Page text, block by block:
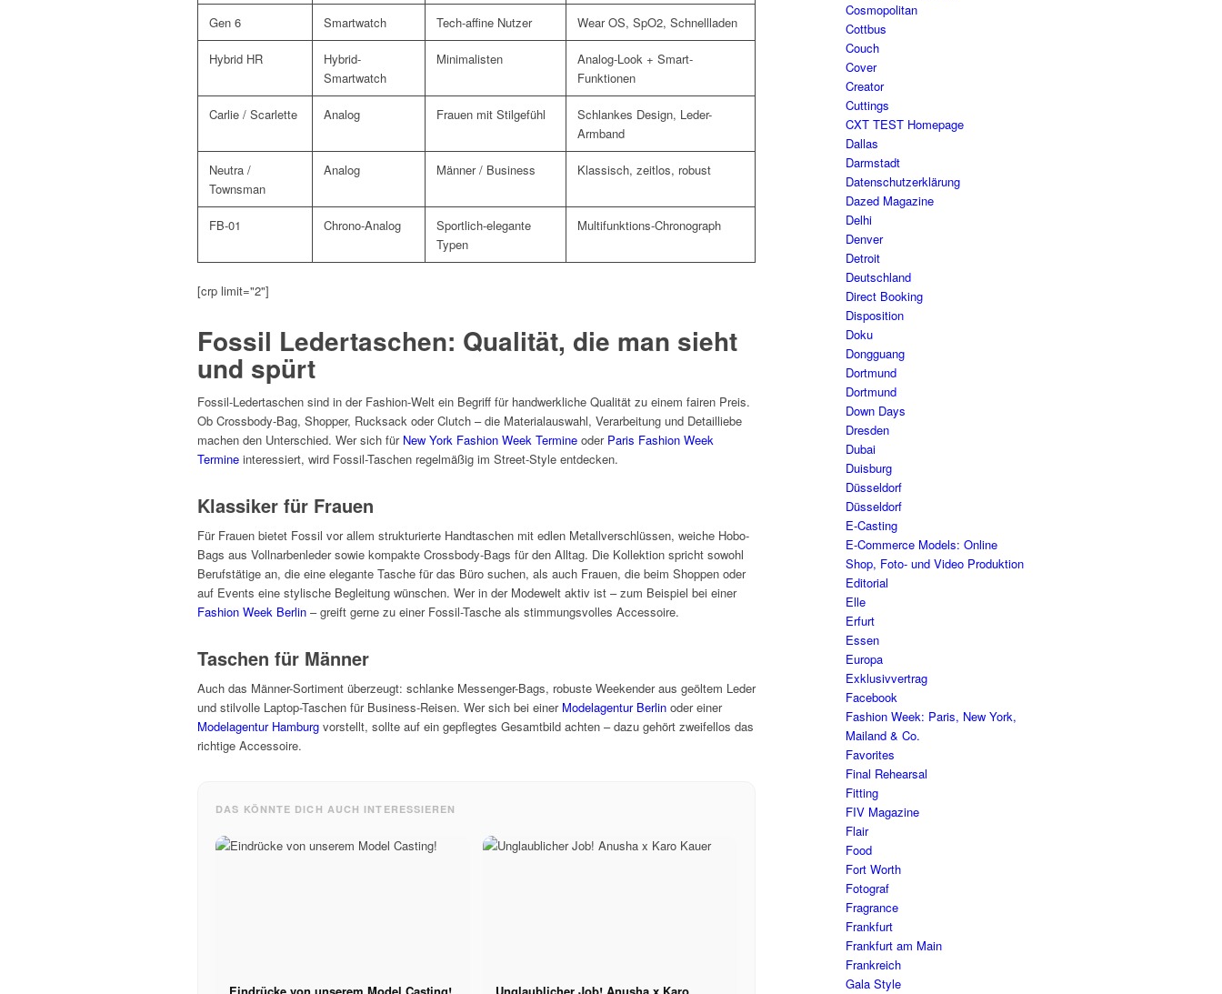
Gen 6 Smartwatch Tech-affine Nutzer Wear OS, SpO2, Schnellladen
Hybrid HR
Hybrid-
Smartwatch
Minimalisten
Analog-Look + Smart-
Funktionen
Carlie / Scarlette Analog Frauen mit Stilgefühl
Schlankes Design, Leder-
Armband
Neutra /
Townsman
Analog Männer / Business Klassisch, zeitlos, robust
FB-01 Chrono-Analog
Sportlich-elegante
Typen
Multifunktions-Chronograph
[crp limit="2"]
Fossil Ledertaschen: Qualität, die man sieht
und spürt
Fossil-Ledertaschen sind in der Fashion-Welt ein Begriff für handwerkliche Qualität zu einem fairen Preis.
Ob Crossbody-Bag, Shopper, Rucksack oder Clutch – die Materialauswahl, Verarbeitung und Detailliebe
machen den Unterschied. Wer sich für New York Fashion Week Termine oder Paris Fashion Week
Termine interessiert, wird Fossil-Taschen regelmäßig im Street-Style entdecken.
Klassiker für Frauen
Für Frauen bietet Fossil vor allem strukturierte Handtaschen mit edlen Metallverschlüssen, weiche Hobo-
Bags aus Vollnarbenleder sowie kompakte Crossbody-Bags für den Alltag. Die Kollektion spricht sowohl
Berufstätige an, die eine elegante Tasche für das Büro suchen, als auch Frauen, die beim Shoppen oder
auf Events eine stylische Begleitung wünschen. Wer in der Modewelt aktiv ist – zum Beispiel bei einer
Fashion Week Berlin – greift gerne zu einer Fossil-Tasche als stimmungsvolles Accessoire.
Taschen für Männer
Auch das Männer-Sortiment überzeugt: schlanke Messenger-Bags, robuste Weekender aus geöltem Leder
und stilvolle Laptop-Taschen für Business-Reisen. Wer sich bei einer Modelagentur Berlin oder einer
Modelagentur Hamburg vorstellt, sollte auf ein gepflegtes Gesamtbild achten – dazu gehört zweifellos das
richtige Accessoire.
DAS KÖNNTE DICH AUCH INTERESSIEREN
Cosmopolitan
Cottbus
Couch
Cover
Creator
Cuttings
CXT TEST Homepage
Dallas
Darmstadt
Datenschutzerklärung
Dazed Magazine
Delhi
Denver
Detroit
Deutschland
Direct Booking
Disposition
Doku
Dongguang
Dortmund
Dortmund
Down Days
Dresden
Dubai
Duisburg
Düsseldorf
Düsseldorf
E-Casting
E-Commerce Models: Online
Shop, Foto- und Video Produktion
Editorial
Elle
Erfurt
Essen
Europa
Exklusivvertrag
Facebook
Fashion Week: Paris, New York,
Mailand & Co.
Favorites
Final Rehearsal
Fitting
FIV Magazine
Flair
Food
Fort Worth
Fotograf
Fragrance
Frankfurt
Frankfurt am Main
Frankreich
Gala Style